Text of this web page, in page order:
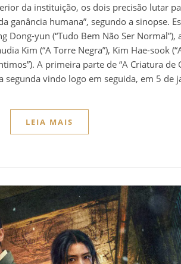
da instituição, os dois precisão lutar
ganância humana”, segundo a sinopse.
Dong-yun (“Tudo Bem Não Ser
Kim (“A Torre Negra”), Kim Hae-sook
A primeira parte de “A Criatura de
segunda vindo logo em seguida, em 5 de
LEIA MAIS